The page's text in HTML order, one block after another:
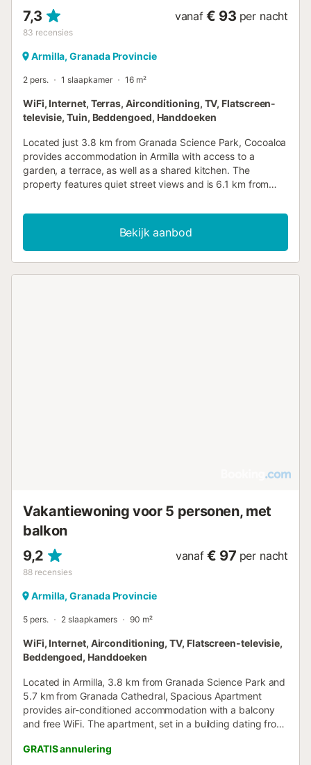
7,3
83 recensies
vanaf € 93 per nacht
Armilla, Granada Provincie
2 pers. 1 slaapkamer 16 m²
WiFi, Internet, Terras, Airconditioning, TV, Flatscreen-
televisie, Tuin, Beddengoed, Handdoeken
Located just 3.8 km from Granada Science Park, Cocoaloa
provides accommodation in Armilla with access to a
garden, a terrace, as well as a shared kitchen. The
property features quiet street views and is 6.1 km from
Bekijk aanbod
Vakantiewoning voor 5 personen, met
balkon
9,2
88 recensies
vanaf € 97 per nacht
Armilla, Granada Provincie
5 pers. 2 slaapkamers 90 m²
WiFi, Internet, Airconditioning, TV, Flatscreen-televisie,
Beddengoed, Handdoeken
Located in Armilla, 3.8 km from Granada Science Park and
5.7 km from Granada Cathedral, Spacious Apartment
provides air-conditioned accommodation with a balcony
and free WiFi. The apartment, set in a building dating from
GRATIS annulering